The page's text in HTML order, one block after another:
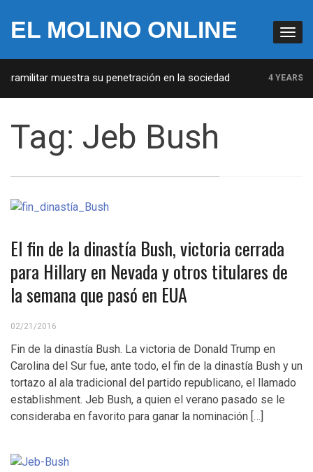
EL MOLINO ONLINE
muestra su penetración en la sociedad 4 YEARS AGO
Tag: Jeb Bush
El fin de la dinastía Bush, victoria cerrada
para Hillary en Nevada y otros titulares de
la semana que pasó en EUA
02/21/2016
Fin de la dinastía Bush. La victoria de Donald Trump en
Carolina del Sur fue, ante todo, el fin de la dinastía Bush y un
tortazo al ala tradicional del partido republicano, el llamado
establishment. Jeb Bush, a quien el verano pasado se le
consideraba en favorito para ganar la nominación […]